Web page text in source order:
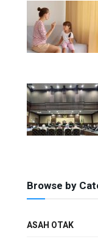
Browse by
ASAH OTAK